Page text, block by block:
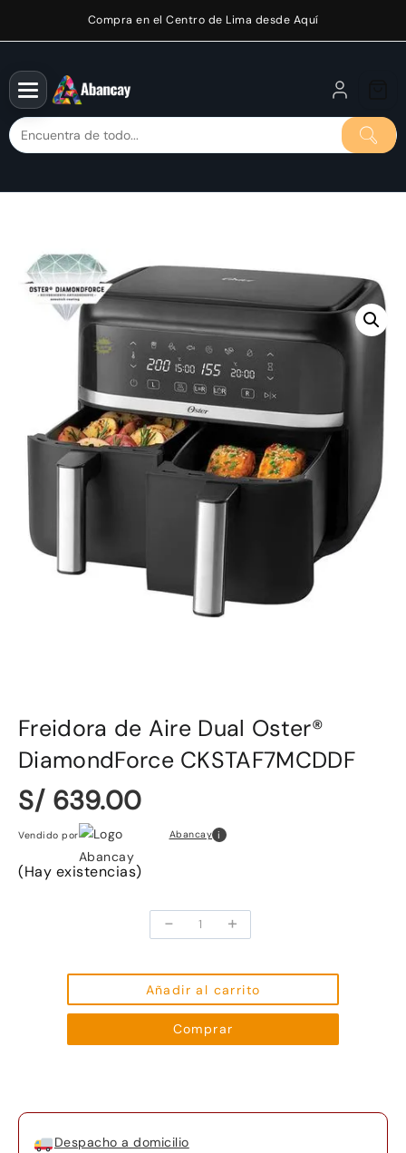
Compra en el Centro de Lima desde Aquí
Freidora de Aire Dual Oster®
DiamondForce CKSTAF7MCDDF
S/ 639.00
Vendido por Abancay i
(Hay existencias)
-
Freidora
de
Dual
Oster®
DiamondForce
+
Añadir al carrito
Comprar
Despacho a domicilio